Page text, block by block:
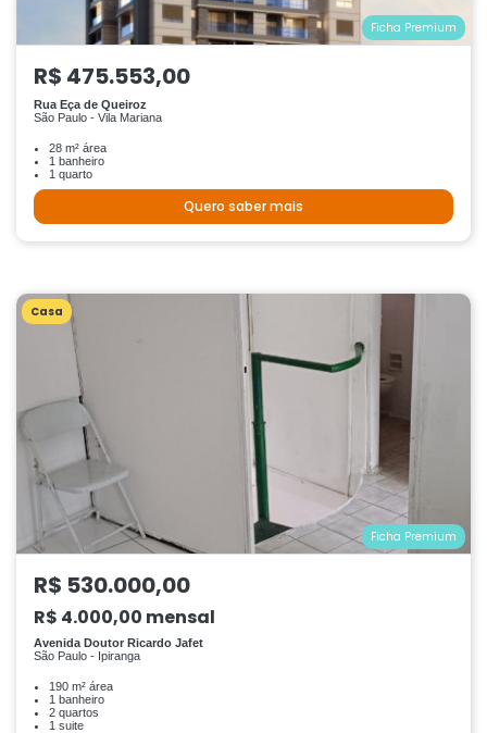
Ficha Premium
R$ 475.553,00
Rua Eça de Queiroz
São Paulo - Vila Mariana
28 m² área
1 banheiro
1 quarto
Quero saber mais
Casa
Ficha Premium
R$ 530.000,00
R$ 4.000,00 mensal
Avenida Doutor Ricardo Jafet
São Paulo - Ipiranga
190 m² área
1 banheiro
2 quartos
1 suite